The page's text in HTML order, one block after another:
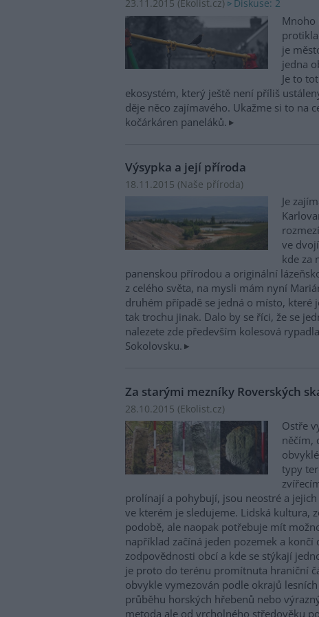
23.11.2015 (Ekolist.cz) Diskuse: 2
Mnoho
je
jedna
Je to
ekosystém, který ještě není příliš
děje něco zajímavého. Ukažme si to na
kočárkáren paneláků.
Výsypka a její příroda
18.11.2015 (Naše příroda)
Je
ve
kde za
panenskou přírodou a originální
z celého světa, na mysli mám nyní
druhém případě se jedná o místo, které
tak trochu jinak. Dalo by se říci, že se
nalezete zde především kolesová
Sokolovsku.
Za starými mezníky Roverských
28.10.2015 (Ekolist.cz)
Ostře
něčím,
typy
prolínají a pohybují, jsou neostré a
ve kterém je sledujeme. Lidská kultura,
podobě, ale naopak potřebuje mít
například začíná jeden pozemek a
zodpovědnosti obcí a kde se stýkají
je proto do terénu promítnuta hraniční
obvykle vymezován podle okrajů
průběhu horských hřebenů nebo
metoda ale od vrcholného středověku